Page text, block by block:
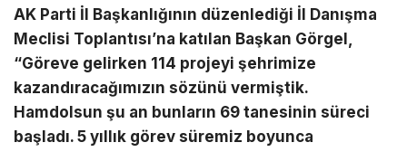
AK Parti İl Başkanlığının düzenlediği İl Danışma
Meclisi Toplantısı’na katılan Başkan Görgel,
“Göreve gelirken 114 projeyi şehrimize
kazandıracağımızın sözünü vermiştik.
Hamdolsun şu an bunların 69 tanesinin süreci
başladı. 5 yıllık görev süremiz boyunca